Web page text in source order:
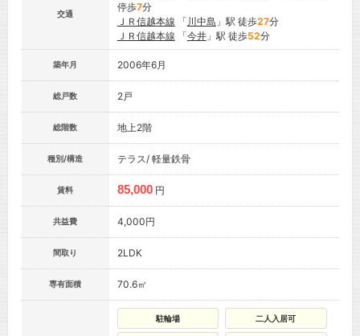
交通
停歩7分
ＪＲ信越本線 「 川中島 」駅 徒歩27分
ＪＲ信越本線 「今井」駅 徒歩52分
築年月 2006年6月
総戸数 2戸
総階数 地上2階
種別/構造 テラス/ 軽量鉄骨
賃料 85,000 円
共益費 4,000円
間取り 2LDK
専有面積 70.6㎡
駐輪場 二人入居可